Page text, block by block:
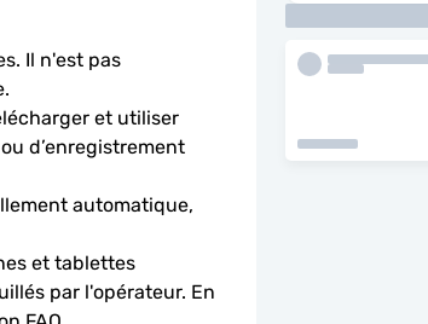
Il n'est pas
et utiliser
d’enregistrement
automatique,
et tablettes
par l'opérateur. En